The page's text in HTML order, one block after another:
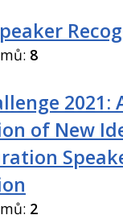
8
2021:
of New
2